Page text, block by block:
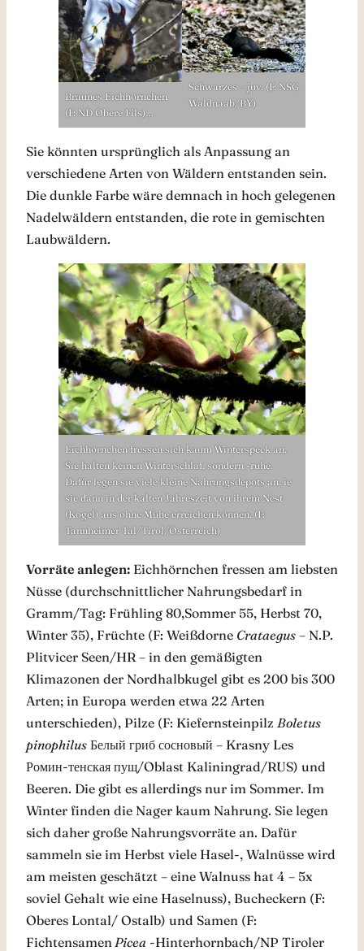
Braunes Eichhörnchen
(F: ND Obere Fils)…
Schwarzes – juv. (F: NSG
Waldnaab/BY)
Sie könnten ursprünglich als Anpassung an
verschiedene Arten von Wäldern entstanden sein.
Die dunkle Farbe wäre demnach in hoch gelegenen
Nadelwäldern entstanden, die rote in gemischten
Laubwäldern.
Eichhörnchen fressen sich kaum Winterspeck an.
Sie halten keinen Winterschlaf, sondern -ruhe.
Dafür legen sie viele kleine Nahrungsdepots an, ie
sie dann in der kalten Jahreszeit von ihrem Nest
(Kogel) aus ohne Mühe erreichen können. (F:
Tannheimer Tal/Tirol/Österreich)
Vorräte anlegen: Eichhörnchen fressen am liebsten
Nüsse (durchschnittlicher Nahrungsbedarf in
Gramm/Tag: Frühling 80,Sommer 55, Herbst 70,
Winter 35), Früchte (F: Weißdorne Crataegus – N.P.
Plitvicer Seen/HR – in den gemäßigten
Klimazonen der Nordhalbkugel gibt es 200 bis 300
Arten; in Europa werden etwa 22 Arten
unterschieden), Pilze (F: Kiefernsteinpilz Boletus
pinophilus Белый гриб сосновый – Krasny Les
Ромин-тенская пущ/Oblast Kaliningrad/RUS) und
Beeren. Die gibt es allerdings nur im Sommer. Im
Winter finden die Nager kaum Nahrung. Sie legen
sich daher große Nahrungsvorräte an. Dafür
sammeln sie im Herbst viele Hasel-, Walnüsse wird
am meisten geschätzt – eine Walnuss hat 4 – 5x
soviel Gehalt wie eine Haselnuss), Bucheckern (F:
Oberes Lontal/ Ostalb) und Samen (F:
FichtensamenPicea -Hinterhornbach/NP Tiroler